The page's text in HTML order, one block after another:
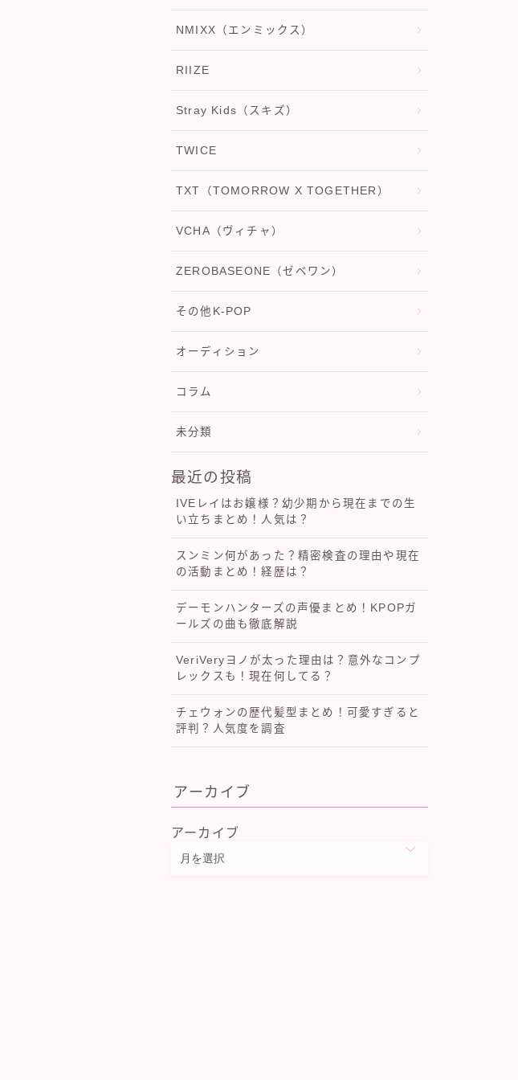
NMIXX（エンミックス）
RIIZE
Stray Kids（スキズ）
TWICE
TXT（TOMORROW X TOGETHER）
VCHA（ヴィチャ）
ZEROBASEONE（ゼベワン）
その他K-POP
オーディション
コラム
未分類
最近の投稿
IVEレイはお嬢様？幼少期から現在までの生
い立ちまとめ！人気は？
スンミン何があった？精密検査の理由や現在
の活動まとめ！経歴は？
デーモンハンターズの声優まとめ！KPOPガ
ールズの曲も徹底解説
VeriVeryヨノが太った理由は？意外なコンプ
レックスも！現在何してる？
チェウォンの歴代髪型まとめ！可愛すぎると
評判？人気度を調査
アーカイブ
アーカイブ